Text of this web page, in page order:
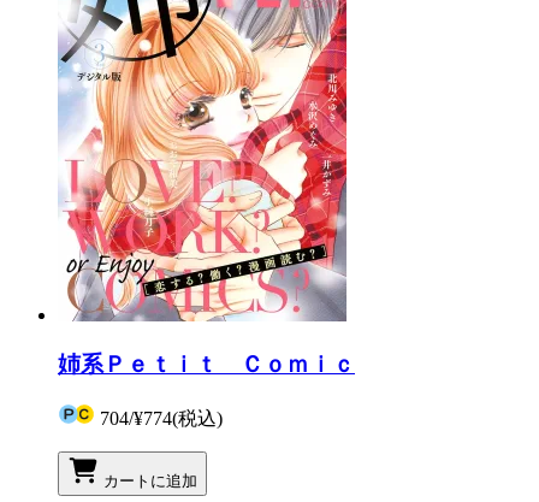
姉系Ｐｅｔｉｔ Ｃｏｍｉｃ
704/¥774(税込)
カートに追加